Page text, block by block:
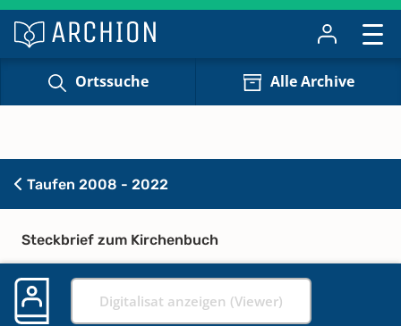
Ortssuche Alle Archive
Taufen 2008 - 2022
Steckbrief zum Kirchenbuch
Digitalisat anzeigen (Viewer)